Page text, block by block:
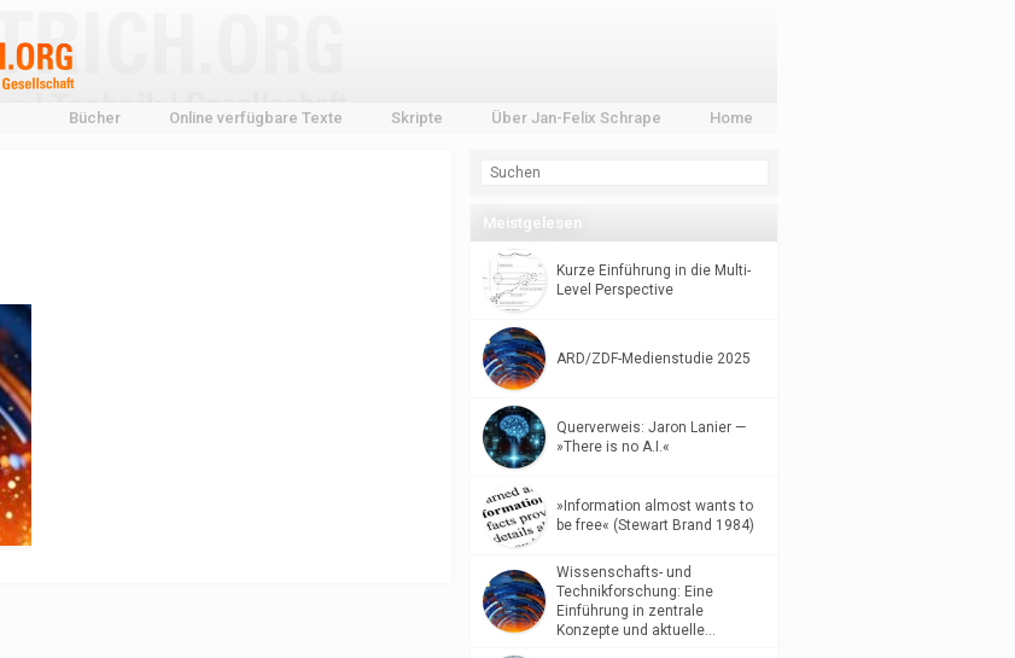
Home
Über Jan-Felix Schrape
Skripte
Online verfügbare Texte
Bücher
Meistgelesen
Kurze Einführung in die Multi-
Level Perspective
ARD/ZDF-Medienstudie 2025
Querverweis: Jaron Lanier —
»There is no A.I.«
»Information almost wants to
be free« (Stewart Brand 1984)
Wissenschafts- und
Technikforschung: Eine
Einführung in zentrale
Konzepte und aktuelle…